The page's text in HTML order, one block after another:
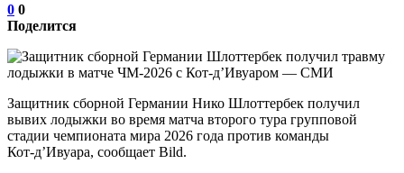
0 0
Поделится
Защитник сборной Германии Нико Шлоттербек получил
вывих лодыжки во время матча второго тура групповой
стадии чемпионата мира 2026 года против команды
Кот‑д’Ивуара, сообщает Bild.